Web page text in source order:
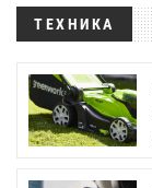
ТЕХНИКА